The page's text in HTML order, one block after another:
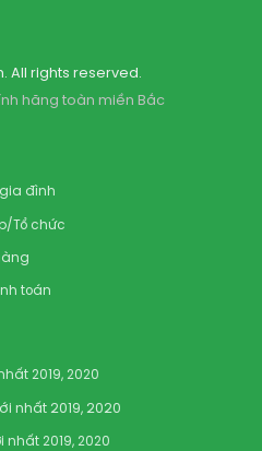
All rights reserved.
hãng toàn miền Bắc
đình
Tổ chức
toán
2019, 2020
nhất 2019, 2020
nhất 2019, 2020